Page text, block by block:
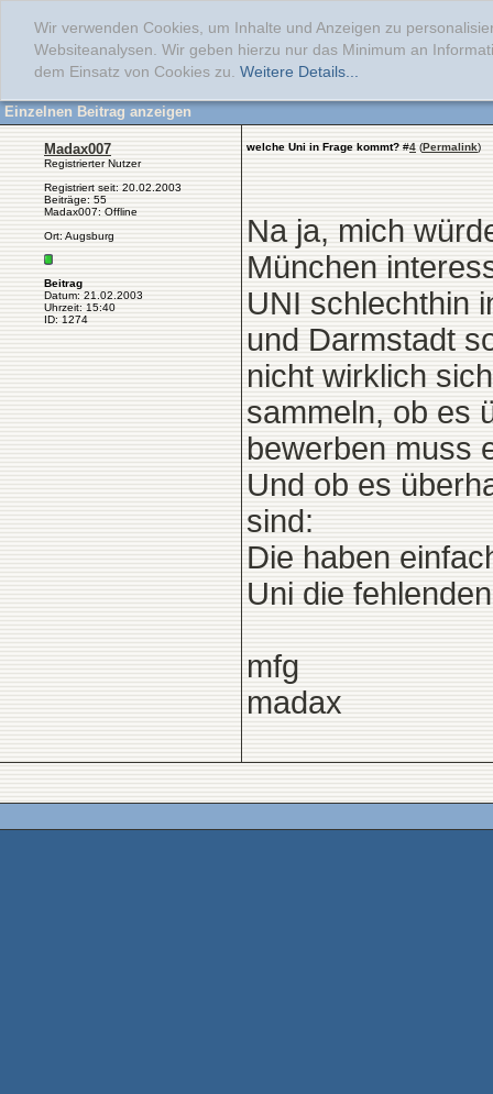
Wir verwenden Cookies, um Inhalte und Anzeigen zu
Websiteanalysen. Wir geben hierzu nur das Minimum an
dem Einsatz von Cookies zu. Weitere Details...
Einzelnen Beitrag anzeigen
Madax007
Registrierter Nutzer
Registriert seit: 20.02.2003
Beiträge: 55
Madax007: Offline
Ort: Augsburg
Beitrag
Datum: 21.02.2003
Uhrzeit: 15:40
ID: 1274
welche Uni in Frage kommt? #4 (Permalink)
Na ja, mich
München
UNI schlechthin
und Darmstadt
nicht wirklich
sammeln, ob es
bewerben muss
Und ob es
sind:
Die haben
Uni die
mfg
madax